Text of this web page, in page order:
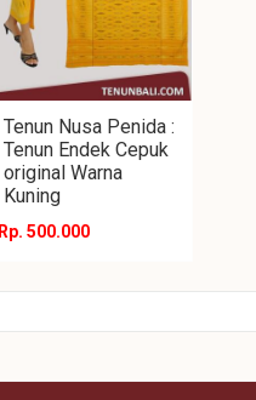
Tenun Nusa Penida :
Tenun Endek Cepuk
original Warna
Kuning
Rp. 500.000